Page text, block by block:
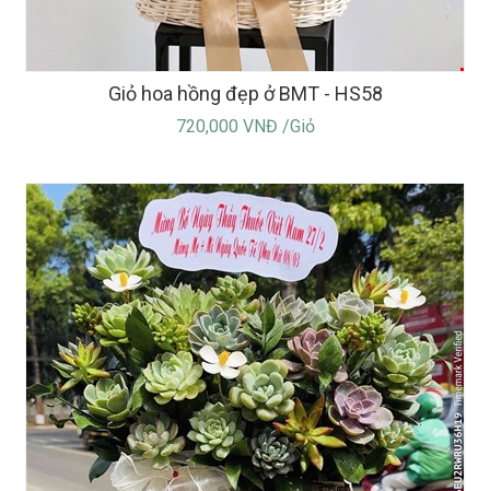
Giỏ hoa hồng đẹp ở BMT - HS58
720,000 VNĐ /Giỏ